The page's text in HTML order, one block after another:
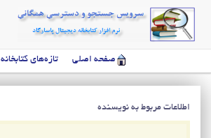
صفحه اصلی تازه‌های کتابخانه
اطلاعات مربوط به نویسنده